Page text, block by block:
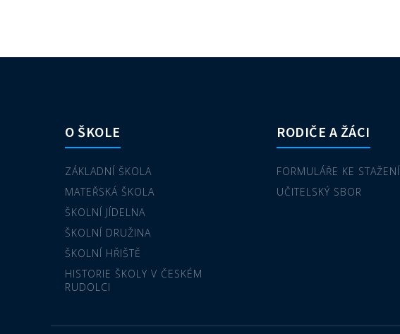
O ŠKOLE
ZÁKLADNÍ ŠKOLA
MATEŘSKÁ ŠKOLA
ŠKOLNÍ JÍDELNA
ŠKOLNÍ DRUŽINA
ŠKOLNÍ HŘIŠTĚ
HISTORIE ŠKOLY V ČESKÉM
RUDOLCI
RODIČE A ŽÁCI
FORMULÁŘE KE STAŽENÍ
UČITELSKÝ SBOR